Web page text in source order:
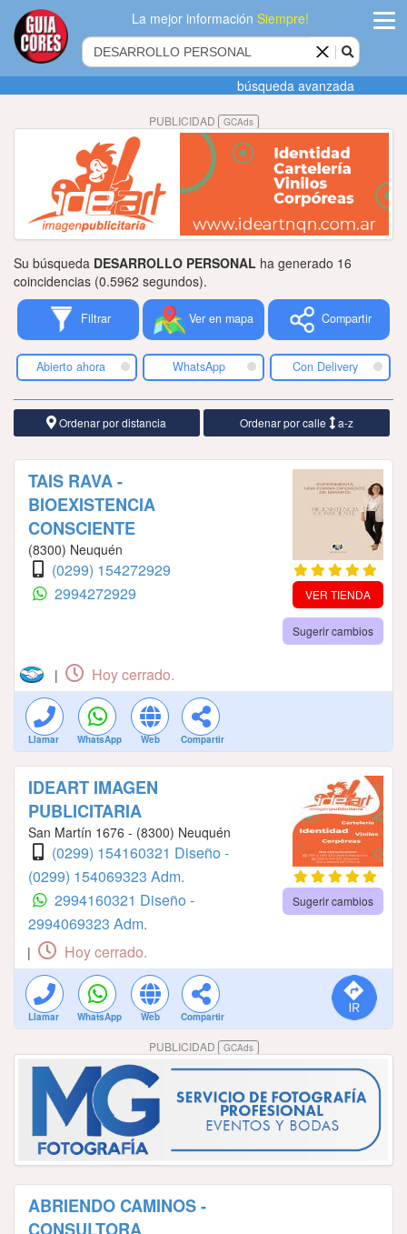
La mejor informaciónSiempre!
Agregar
empresa
Actualizar
datos
Publicidad
Tiendacores
Contactenos
búsqueda avanzada
PUBLICIDAD GCAds
Su búsqueda DESARROLLO PERSONAL ha generado 16
coincidencias (0.5962 segundos).
Filtrar Ver en mapa Compartir
Abierto ahora WhatsApp Con Delivery
Ordenar por distancia Ordenar por calle a-z
TAIS RAVA -
BIOEXISTENCIA
CONSCIENTE
(8300) Neuquén
(0299) 154272929
2994272929
VER TIENDA
Sugerir cambios
| Hoy cerrado.
Llamar WhatsApp Web Compartir
IDEART IMAGEN
PUBLICITARIA
San Martín 1676 - (8300) Neuquén
(0299) 154160321 Diseño -
(0299) 154069323 Adm.
2994160321 Diseño -
2994069323 Adm.
Sugerir cambios
| Hoy cerrado.
Llamar WhatsApp Web Compartir
PUBLICIDAD GCAds
ABRIENDO CAMINOS -
CONSULTORA